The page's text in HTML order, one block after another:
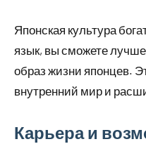
Японская культура
язык, вы сможете
образ жизни японцев.
внутренний мир и
Карьера и